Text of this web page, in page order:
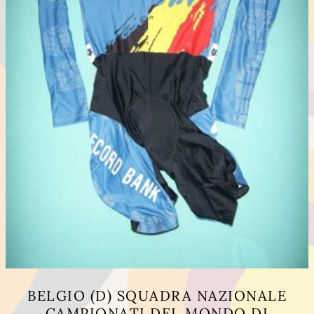
BELGIO (D) SQUADRA NAZIONALE